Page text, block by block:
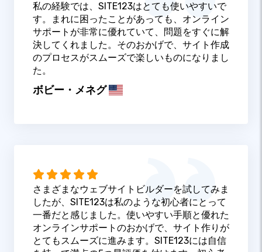
私の経験では、SITE123はとても使いやすいで
す。まれに困ったことがあっても、オンライン
サポートが非常に優れていて、問題をすぐに解
決してくれました。そのおかげで、サイト作成
のプロセスがスムーズで楽しいものになりまし
た。
ボビー・メネグ
さまざまなウェブサイトビルダーを試してみま
したが、SITE123は私のような初心者にとって
一番だと感じました。使いやすい手順と優れた
オンラインサポートのおかげで、サイト作りが
とてもスムーズに進みます。SITE123には自信